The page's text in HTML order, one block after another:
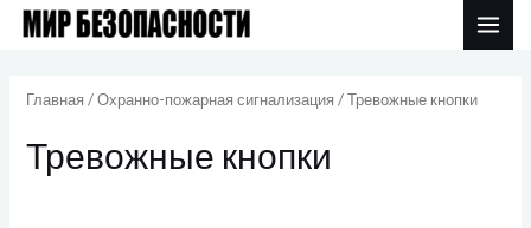
Перейти
Главная /Охранно-пожарная сигнализация / Тревожные кнопки
Тревожные кнопки
убыванию